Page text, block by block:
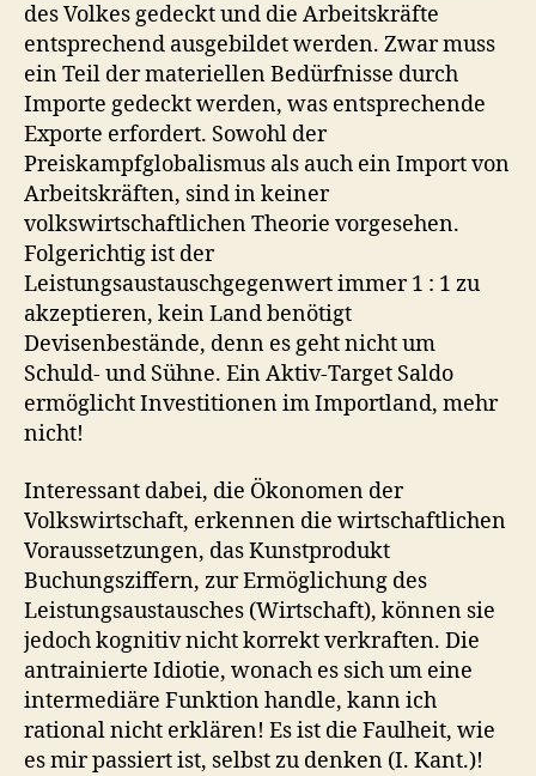
des Volkes gedeckt und die Arbeitskräfte
entsprechend ausgebildet werden. Zwar muss
ein Teil der materiellen Bedürfnisse durch
Importe gedeckt werden, was entsprechende
Exporte erfordert. Sowohl der
Preiskampfglobalismus als auch ein Import von
Arbeitskräften, sind in keiner
volkswirtschaftlichen Theorie vorgesehen.
Folgerichtig ist der
Leistungsaustauschgegenwert immer 1 : 1 zu
akzeptieren, kein Land benötigt
Devisenbestände, denn es geht nicht um
Schuld- und Sühne. Ein Aktiv-Target Saldo
ermöglicht Investitionen im Importland, mehr
nicht!
Interessant dabei, die Ökonomen der
Volkswirtschaft, erkennen die wirtschaftlichen
Voraussetzungen, das Kunstprodukt
Buchungsziffern, zur Ermöglichung des
Leistungsaustausches (Wirtschaft), können sie
jedoch kognitiv nicht korrekt verkraften. Die
antrainierte Idiotie, wonach es sich um eine
intermediäre Funktion handle, kann ich
rational nicht erklären! Es ist die Faulheit, wie
es mir passiert ist, selbst zu denken (I. Kant.)!